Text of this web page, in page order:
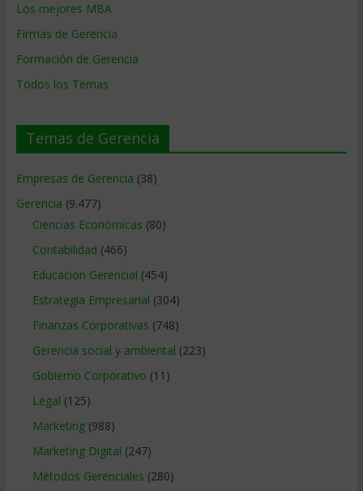
Los mejores MBA
Firmas de Gerencia
Formación de Gerencia
Todos los Temas
Temas de Gerencia
Empresas de Gerencia (38)
Gerencia (9.477)
Ciencias Económicas (80)
Contabilidad (466)
Educacion Gerencial (454)
Estrategia Empresarial (304)
Finanzas Corporativas (748)
Gerencia social y ambiental (223)
Gobierno Corporativo (11)
Legal (125)
Marketing(988)
Marketing Digital (247)
Métodos Gerenciales (280)